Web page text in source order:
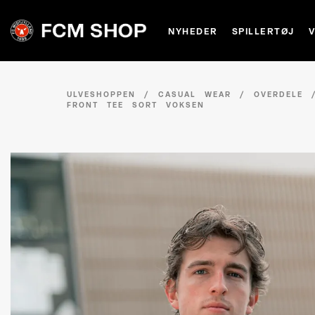
NYHEDER SPILLERTØJ
ULVESHOPPEN /CASUAL WEAR /OVERDELE
FRONT TEE SORT VOKSEN